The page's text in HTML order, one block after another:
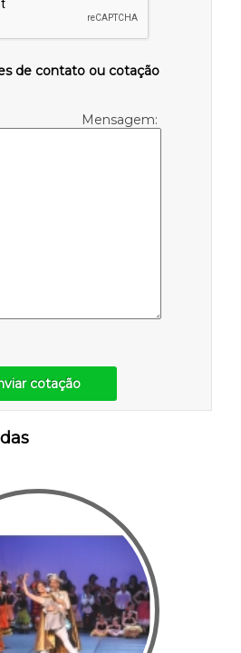
de contato ou cotação
Mensagem:
cotação